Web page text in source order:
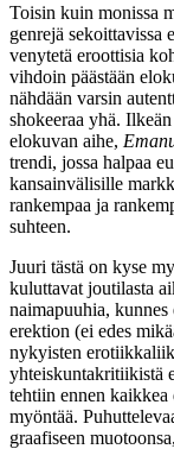
Toisin kuin monissa
genrejä sekoittavissa
venytetä eroottisia
vihdoin päästään
nähdään varsin
shokeeraa yhä.
elokuvan aihe,
trendi, jossa halpaa
kansainvälisille
rankempaa ja
suhteen.
Juuri tästä on kyse
kuluttavat joutilasta
naimapuuhia, kunnes
erektion (ei edes
nykyisten
yhteiskuntakritiikistä
tehtiin ennen
myöntää.
graafiseen